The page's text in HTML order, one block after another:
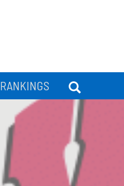
RANKINGS